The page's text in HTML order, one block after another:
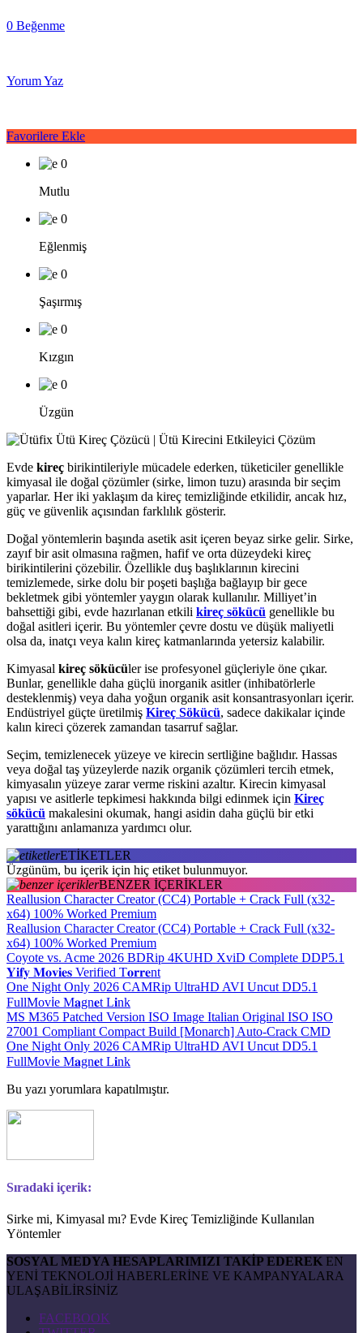
0 Beğenme
Yorum Yaz
Favorilere Ekle
0
Mutlu
0
Eğlenmiş
0
Şaşırmış
0
Kızgın
0
Üzgün
Evde kireç birikintileriyle mücadele ederken, tüketiciler genellikle
kimyasal ile doğal çözümler (sirke, limon tuzu) arasında bir seçim
yaparlar. Her iki yaklaşım da kireç temizliğinde etkilidir, ancak hız,
güç ve güvenlik açısından farklılık gösterir.
Doğal yöntemlerin başında asetik asit içeren beyaz sirke gelir. Sirke,
zayıf bir asit olmasına rağmen, hafif ve orta düzeydeki kireç
birikintilerini çözebilir. Özellikle duş başlıklarının kirecini
temizlemede, sirke dolu bir poşeti başlığa bağlayıp bir gece
bekletmek gibi yöntemler yaygın olarak kullanılır. Milliyet’in
bahsettiği gibi, evde hazırlanan etkili kireç sökücü genellikle bu
doğal asitleri içerir. Bu yöntemler çevre dostu ve düşük maliyetli
olsa da, inatçı veya kalın kireç katmanlarında yetersiz kalabilir.
Kimyasal kireç sökücüler ise profesyonel güçleriyle öne çıkar.
Bunlar, genellikle daha güçlü inorganik asitler (inhibatörlerle
desteklenmiş) veya daha yoğun organik asit konsantrasyonları içerir.
Endüstriyel güçte üretilmiş Kireç Sökücü, sadece dakikalar içinde
kalın kireci çözerek zamandan tasarruf sağlar.
Seçim, temizlenecek yüzeye ve kirecin sertliğine bağlıdır. Hassas
veya doğal taş yüzeylerde nazik organik çözümleri tercih etmek,
kimyasalın yüzeye zarar verme riskini azaltır. Kirecin kimyasal
yapısı ve asitlerle tepkimesi hakkında bilgi edinmek için Kireç
sökücü makalesini okumak, hangi asidin daha güçlü bir etki
yarattığını anlamanıza yardımcı olur.
ETİKETLER
Üzgünüm, bu içerik için hiç etiket bulunmuyor.
BENZER İÇERİKLER
Reallusion Character Creator (CC4) Portable + Crack Full (x32-
x64) 100% Worked Premium
Reallusion Character Creator (CC4) Portable + Crack Full (x32-
x64) 100% Worked Premium
Coyote vs. Acme 2026 BDRip 4KUHD XviD Complete DDP5.1
𝐘𝐢𝐟𝐲 𝐌𝐨𝐯𝐢𝐞𝐬 Verified T𝐨𝐫𝐫𝐞nt
One Night Only 2026 CAMRip UltraHD AVI Uncut DD5.1
FullMov𝗂e M𝐚gn𝐞t L𝐢nk
MS M365 Patched Version ISO Image Italian Original ISO ISO
27001 Compliant Compact Build [Monarch] Auto-Crack CMD
One Night Only 2026 CAMRip UltraHD AVI Uncut DD5.1
FullMov𝗂e M𝐚gn𝐞t L𝐢nk
Bu yazı yorumlara kapatılmıştır.
Sıradaki içerik:
Sirke mi, Kimyasal mı? Evde Kireç Temizliğinde Kullanılan
Yöntemler
SOSYAL MEDYA HESAPLARIMIZI TAKİP EDEREK EN
YENİ TEKNOLOJİ HABERLERİNE VE KAMPANYALARA
ULAŞABİLİRSİNİZ
FACEBOOK